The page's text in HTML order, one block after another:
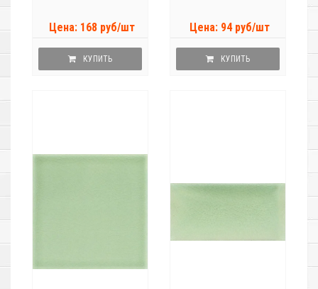
Цена: 168 руб/шт
КУПИТЬ
Цена: 94 руб/шт
КУПИТЬ